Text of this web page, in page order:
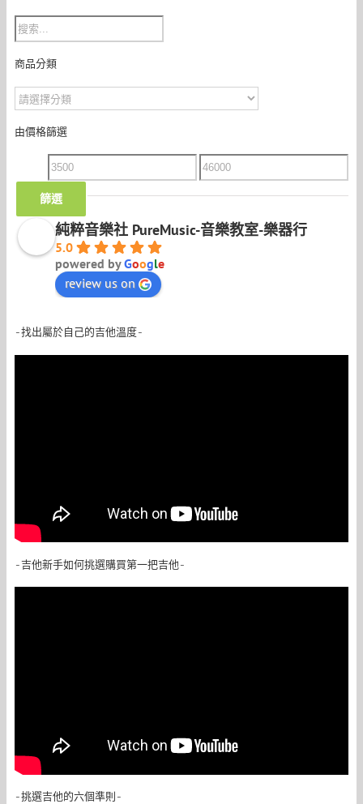
商品分類
由價格篩選
最
低
價
最
高
價
篩選
純粹音樂社 PureMusic-音樂教室-樂器行
5.0
powered byGoogle
review us on
-找出屬於自己的吉他溫度-
-吉他新手如何挑選購買第一把吉他-
-挑選吉他的六個準則-